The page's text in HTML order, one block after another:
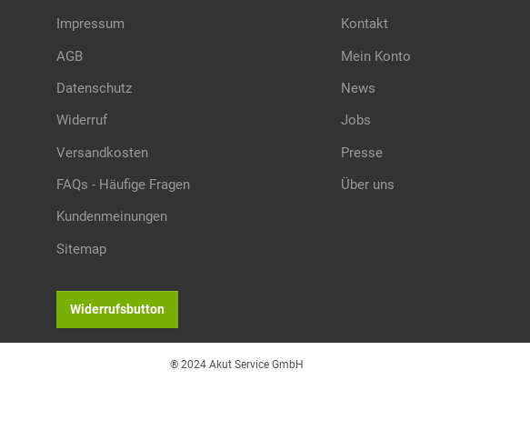
Impressum
AGB
Datenschutz
Widerruf
Versandkosten
FAQs - Häufige Fragen
Kundenmeinungen
Sitemap
Kontakt
Mein Konto
News
Jobs
Presse
Über uns
Widerrufsbutton
® 2024 Akut Service GmbH